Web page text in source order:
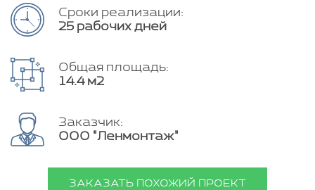
Сроки реализации:
25 рабочих дней
Общая площадь:
14.4 м2
Заказчик:
ООО "Ленмонтаж"
ЗАКАЗАТЬ ПОХОЖИЙ ПРОЕКТ